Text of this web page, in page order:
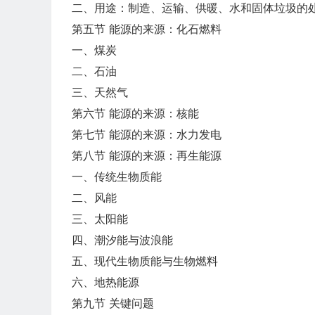
二、用途：制造、运输、供暖、水和固体垃圾的
第五节 能源的来源：化石燃料
一、煤炭
二、石油
三、天然气
第六节 能源的来源：核能
第七节 能源的来源：水力发电
第八节 能源的来源：再生能源
一、传统生物质能
二、风能
三、太阳能
四、潮汐能与波浪能
五、现代生物质能与生物燃料
六、地热能源
第九节 关键问题